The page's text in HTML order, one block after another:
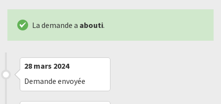
La demande a abouti.
28 mars 2024
Demande envoyée